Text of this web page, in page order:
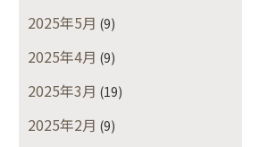
2025年5月 (9)
2025年4月 (9)
2025年3月 (19)
2025年2月 (9)